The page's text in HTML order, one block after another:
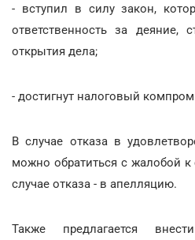
- вступил в силу закон,
ответственность за деяние,
открытия дела;
- достигнут налоговый
В случае отказа в
можно обратиться с жалобой к
случае отказа - в апелляцию.
Также предлагается